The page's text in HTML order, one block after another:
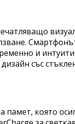
и
със
памет, която